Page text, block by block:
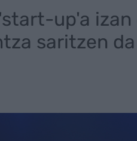
up'a
saritzen